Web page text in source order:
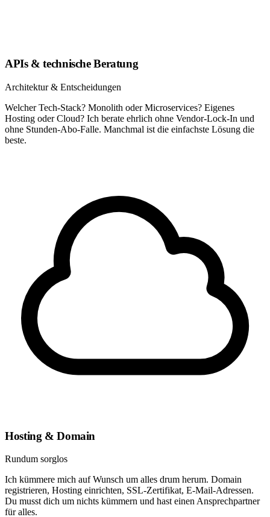
APIs & technische Beratung
Architektur & Entscheidungen
Welcher Tech-Stack? Monolith oder Microservices? Eigenes
Hosting oder Cloud? Ich berate ehrlich ohne Vendor-Lock-In und
ohne Stunden-Abo-Falle. Manchmal ist die einfachste Lösung die
beste.
Hosting & Domain
Rundum sorglos
Ich kümmere mich auf Wunsch um alles drum herum. Domain
registrieren, Hosting einrichten, SSL-Zertifikat, E-Mail-Adressen.
Du musst dich um nichts kümmern und hast einen Ansprechpartner
für alles.